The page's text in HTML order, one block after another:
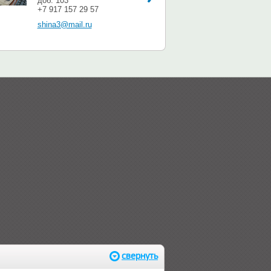
+7 917 157 29 57
shina3@mail.ru
свернуть